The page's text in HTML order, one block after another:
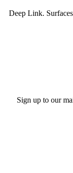
Deep Link.
Sign up to our